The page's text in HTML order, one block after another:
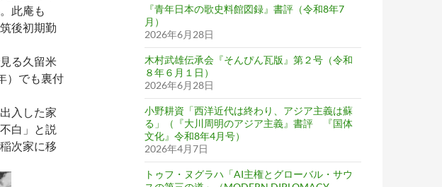
此庵も
後初期勤
る久留米
）でも裏付
入した家
白」と説
次家に移
『青年日本の歌史料館図録』書評（令和8年7
月）
2026年6月28日
木村武雄伝承会『そんぴん瓦版』第２号（令和
８年６月１日）
2026年6月28日
小野耕資「西洋近代は終わり、アジア主義は蘇
る」（『大川周明のアジア主義』書評 『国体
文化』令和8年4月号）
2026年4月7日
トゥフ・ヌグラハ「AI主権とグローバル・サウ